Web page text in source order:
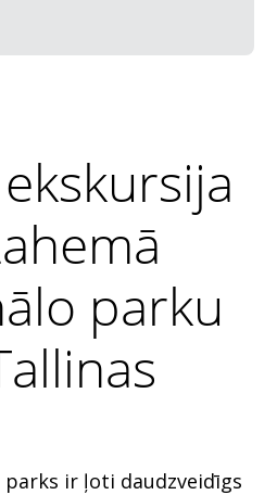
parku
parks ir ļoti daudzveidīgs